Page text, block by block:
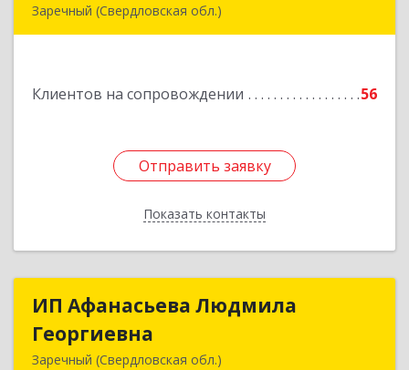
Заречный (Свердловская обл.)
Клиентов на сопровождении 56
Отправить заявку
Показать контакты
Подробнее
Отправить заявку
Назад
ИП Афанасьева Людмила
Георгиевна
Заречный (Свердловская обл.)
ИП Афанасьева Людмила